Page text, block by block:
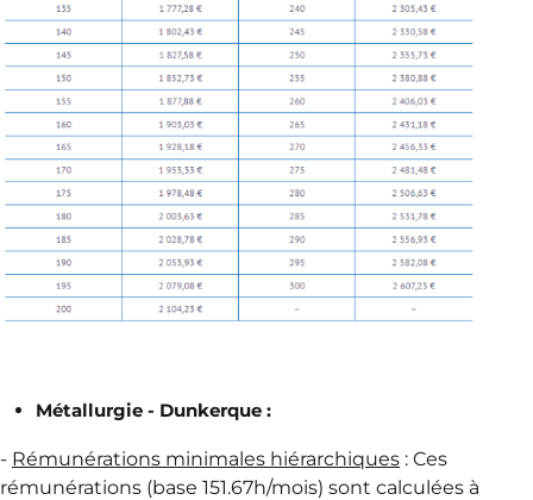
Métallurgie - Dunkerque :
- Rémunérations minimales hiérarchiques : Ces
rémunérations (base 151.67h/mois) sont calculées à